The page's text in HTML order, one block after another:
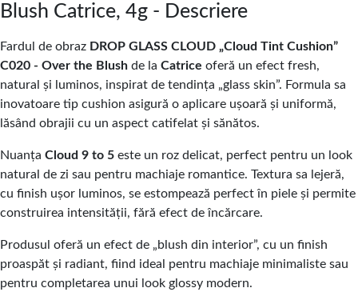
Blush Catrice, 4g - Descriere
Fardul de obraz DROP GLASS CLOUD „Cloud Tint Cushion”
C020 - Over the Blush de la Catrice oferă un efect fresh,
natural și luminos, inspirat de tendința „glass skin”. Formula sa
inovatoare tip cushion asigură o aplicare ușoară și uniformă,
lăsând obrajii cu un aspect catifelat și sănătos.
Nuanța Cloud 9 to 5 este un roz delicat, perfect pentru un look
natural de zi sau pentru machiaje romantice. Textura sa lejeră,
cu finish ușor luminos, se estompează perfect în piele și permite
construirea intensității, fără efect de încărcare.
Produsul oferă un efect de „blush din interior”, cu un finish
proaspăt și radiant, fiind ideal pentru machiaje minimaliste sau
pentru completarea unui look glossy modern.